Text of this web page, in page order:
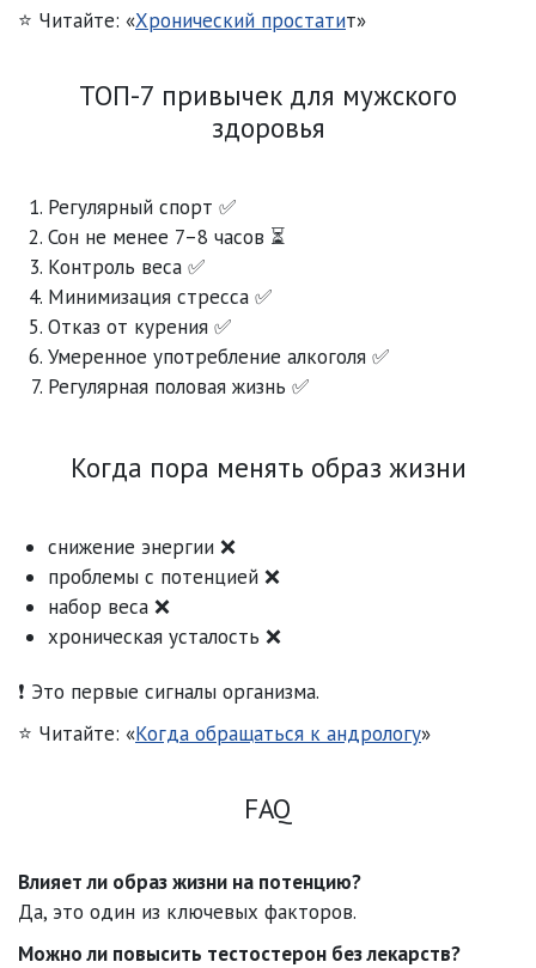
⭐ Читайте: «Хронический простатит»
ТОП-7 привычек для мужского
здоровья
Регулярный спорт ✅
Сон не менее 7–8 часов ⏳
Контроль веса ✅
Минимизация стресса ✅
Отказ от курения ✅
Умеренное употребление алкоголя ✅
Регулярная половая жизнь ✅
Когда пора менять образ жизни
снижение энергии ❌
проблемы с потенцией ❌
набор веса ❌
хроническая усталость ❌
❗ Это первые сигналы организма.
⭐ Читайте: «Когда обращаться к андрологу»
FAQ
Влияет ли образ жизни на потенцию?
Да, это один из ключевых факторов.
Можно ли повысить тестостерон без лекарств?